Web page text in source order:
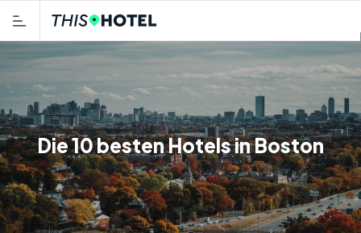
Die 10 besten Hotels in Boston